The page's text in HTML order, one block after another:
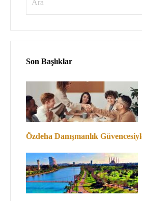
Son Başlıklar
Özdeha Danışmanlık